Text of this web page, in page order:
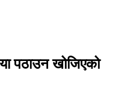
पठाउन खोजिएको